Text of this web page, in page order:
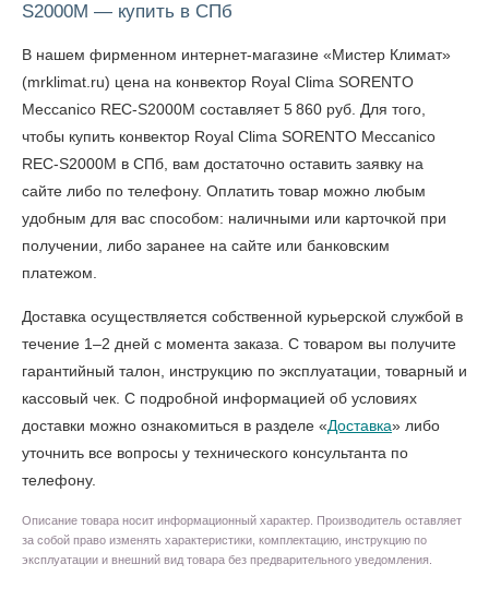
S2000M — купить в СПб
В нашем фирменном интернет-магазине «Мистер Климат»
(mrklimat.ru) цена на конвектор Royal Clima SORENTO
Meccanico REC-S2000M составляет 5 860 руб. Для того,
чтобы купить конвектор Royal Clima SORENTO Meccanico
REC-S2000M в СПб , вам достаточно оставить заявку на
сайте либо по телефону. Оплатить товар можно любым
удобным для вас способом: наличными или карточкой при
получении, либо заранее на сайте или банковским
платежом.
Доставка осуществляется собственной курьерской службой в
течение 1–2 дней с момента заказа. С товаром вы получите
гарантийный талон, инструкцию по эксплуатации, товарный и
кассовый чек. С подробной информацией об условиях
доставки можно ознакомиться в разделе «Доставка» либо
уточнить все вопросы у технического консультанта по
телефону.
Описание товара носит информационный характер. Производитель оставляет
за собой право изменять характеристики, комплектацию, инструкцию по
эксплуатации и внешний вид товара без предварительного уведомления.